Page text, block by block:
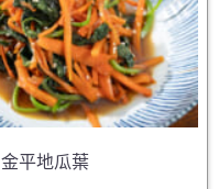
金平地瓜葉